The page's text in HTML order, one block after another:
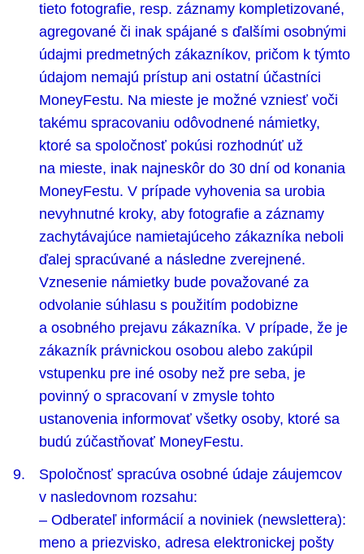
tieto fotograﬁe, resp. záznamy kompletizované,
agregované či inak spájané s ďalšími osobnými
údajmi predmetných zákazníkov, pričom k týmto
údajom nemajú prístup ani ostatní účastníci
MoneyFestu. Na mieste je možné vzniesť voči
takému spracovaniu odôvodnené námietky,
ktoré sa spoločnosť pokúsi rozhodnúť už
na mieste, inak najneskôr do 30 dní od konania
MoneyFestu. V prípade vyhovenia sa urobia
nevyhnutné kroky, aby fotograﬁe a záznamy
zachytávajúce namietajúceho zákazníka neboli
ďalej spracúvané a následne zverejnené.
Vznesenie námietky bude považované za
odvolanie súhlasu s použitím podobizne
a osobného prejavu zákazníka. V prípade, že je
zákazník právnickou osobou alebo zakúpil
vstupenku pre iné osoby než pre seba, je
povinný o spracovaní v zmysle tohto
ustanovenia informovať všetky osoby, ktoré sa
budú zúčastňovať MoneyFestu.
Spoločnosť spracúva osobné údaje záujemcov
v nasledovnom rozsahu:
– Odberateľ informácií a noviniek (newslettera):
meno a priezvisko, adresa elektronickej pošty